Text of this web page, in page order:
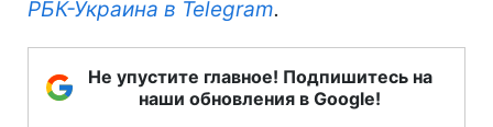
РБК-Украина в Telegram.
Не упустите главное! Подпишитесь на
наши обновления в Google!